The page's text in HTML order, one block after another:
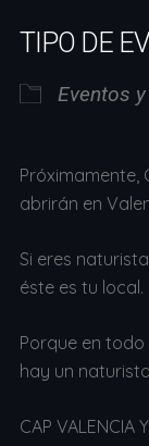
TIPO DE
Eventos
Próximamente,
abrirán en
Si eres
éste es tu local.
Porque en
hay un
CAP VALENCIA